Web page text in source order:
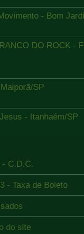
- Bom
DO ROCK -
SP
- Itanhaém/SP
- C.D.C.
- Taxa de Boleto
do site